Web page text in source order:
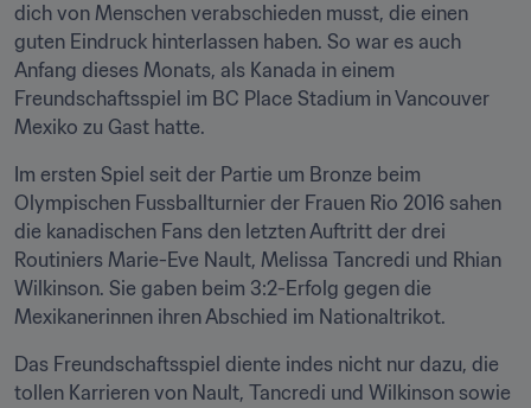
dich von Menschen verabschieden musst, die einen
guten Eindruck hinterlassen haben. So war es auch
Anfang dieses Monats, als Kanada in einem
Freundschaftsspiel im BC Place Stadium in Vancouver
Mexiko zu Gast hatte.
Im ersten Spiel seit der Partie um Bronze beim
Olympischen Fussballturnier der Frauen Rio 2016 sahen
die kanadischen Fans den letzten Auftritt der drei
Routiniers Marie-Eve Nault, Melissa Tancredi und Rhian
Wilkinson. Sie gaben beim 3:2-Erfolg gegen die
Mexikanerinnen ihren Abschied im Nationaltrikot.
Das Freundschaftsspiel diente indes nicht nur dazu, die
tollen Karrieren von Nault, Tancredi und Wilkinson sowie